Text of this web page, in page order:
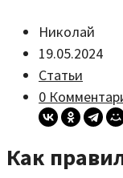
Николай
19.05.2024
Статьи
0
Как